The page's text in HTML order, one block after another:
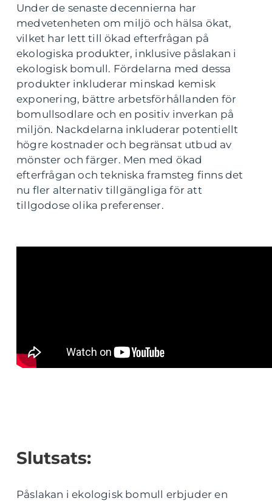
Under de senaste decennierna har
medvetenheten om miljö och hälsa ökat,
vilket har lett till ökad efterfrågan på
ekologiska produkter, inklusive påslakan i
ekologisk bomull. Fördelarna med dessa
produkter inkluderar minskad kemisk
exponering, bättre arbetsförhållanden för
bomullsodlare och en positiv inverkan på
miljön. Nackdelarna inkluderar potentiellt
högre kostnader och begränsat utbud av
mönster och färger. Men med ökad
efterfrågan och tekniska framsteg finns det
nu fler alternativ tillgängliga för att
tillgodose olika preferenser.
Slutsats:
Påslakan i ekologisk bomull erbjuder en